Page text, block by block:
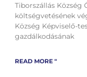
Tiborszállás Község
költségvetésének
Község Képviselő-
gazdálkodásának
READ MORE "